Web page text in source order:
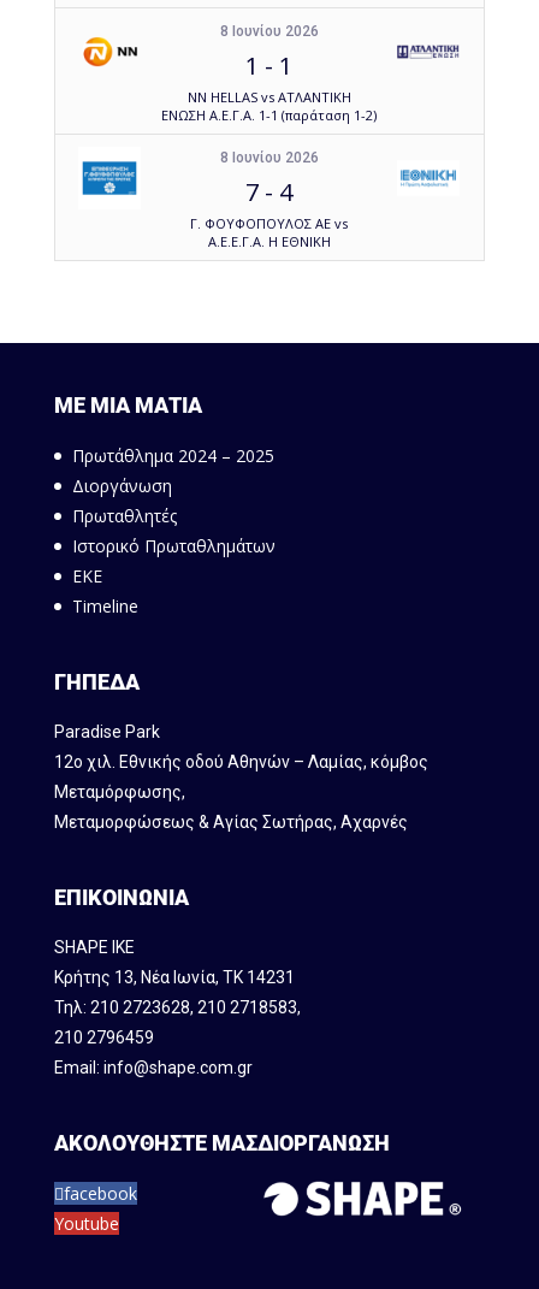
8 Ιουνίου 2026
1 - 1
NN HELLAS vs ΑΤΛΑΝΤΙΚΗ
ΕΝΩΣΗ Α.Ε.Γ.Α. 1-1 (παράταση 1-2)
8 Ιουνίου 2026
7 - 4
Γ. ΦΟΥΦΟΠΟΥΛΟΣ ΑΕ vs
Α.Ε.Ε.Γ.Α. Η ΕΘΝΙΚΗ
ΜΕ ΜΙΑ ΜΑΤΙΑ
Πρωτάθλημα 2024 – 2025
Διοργάνωση
Πρωταθλητές
Ιστορικό Πρωταθλημάτων
ΕΚΕ
Timeline
ΓΗΠΕΔΑ
Paradise Park
12ο χιλ. Εθνικής οδού Αθηνών – Λαμίας, κόμβος
Mεταμόρφωσης,
Μεταμορφώσεως & Αγίας Σωτήρας, Αχαρνές
ΕΠΙΚΟΙΝΩΝΙΑ
SHAPE IKE
Κρήτης 13, Νέα Ιωνία, ΤΚ 14231
Τηλ: 210 2723628, 210 2718583,
210 2796459
Email: info@shape.com.gr
ΑΚΟΛΟΥΘΗΣΤΕ ΜΑΣ
facebook
Youtube
ΔΙΟΡΓΑΝΩΣΗ